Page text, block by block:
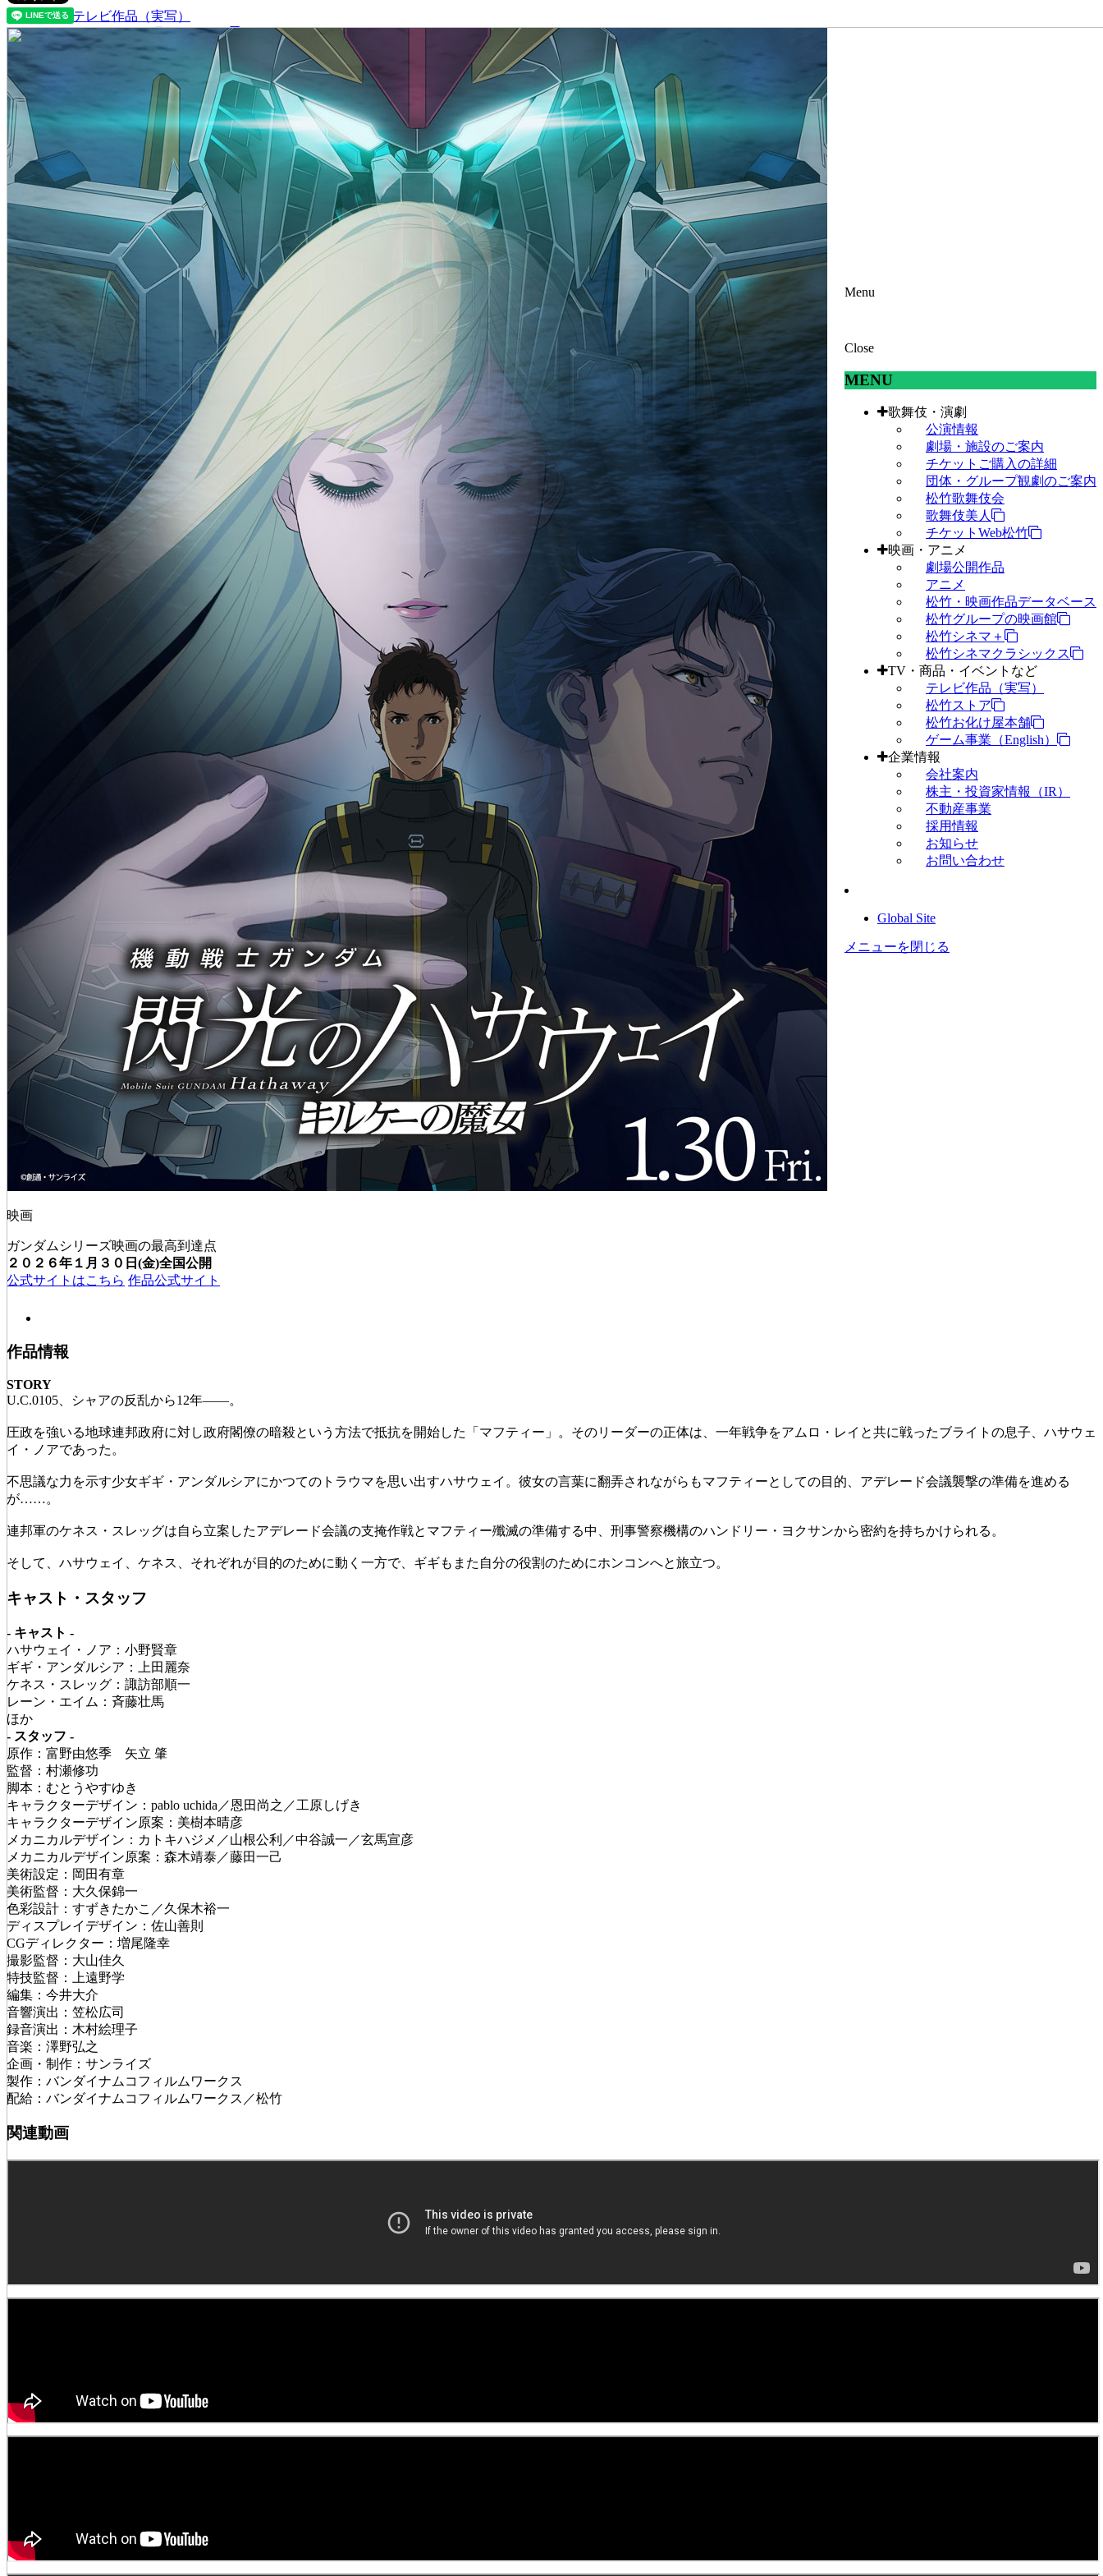
テレビ作品（実写）
松竹ストア（通販サイト）
松竹お化け屋本舗
ゲーム事業（English）
会社案内
株主・投資家情報（IR）
不動産事業
採用情報
お知らせ
お問い合わせ
Global
Site
Menu
Close
MENU
歌舞伎・演劇
公演情報
劇場・施設のご案内
チケットご購入の詳細
団体・グループ観劇のご案内
松竹歌舞伎会
歌舞伎美人
チケットWeb松竹
映画・アニメ
劇場公開作品
アニメ
松竹・映画作品データベース
松竹グループの映画館
松竹シネマ＋
松竹シネマクラシックス
TV・商品・イベントなど
テレビ作品（実写）
松竹ストア
松竹お化け屋本舗
ゲーム事業（English）
企業情報
会社案内
株主・投資家情報（IR）
不動産事業
採用情報
お知らせ
お問い合わせ
Global Site
メニューを閉じる
映画
ガンダムシリーズ映画の最高到達点
２０２６年１月３０日(金)全国公開
公式サイトはこちら 作品公式サイト
作品情報
STORY
U.C.0105、シャアの反乱から12年——。
圧政を強いる地球連邦政府に対し政府閣僚の暗殺という方法で抵抗を開始した「マフティー」。そのリーダーの正体は、一年戦争をアムロ・レイと共に戦ったブライトの息子、ハサウェ
イ・ノアであった。
不思議な力を示す少女ギギ・アンダルシアにかつてのトラウマを思い出すハサウェイ。彼女の言葉に翻弄されながらもマフティーとしての目的、アデレード会議襲撃の準備を進める
が……。
連邦軍のケネス・スレッグは自ら立案したアデレード会議の支掩作戦とマフティー殲滅の準備する中、刑事警察機構のハンドリー・ヨクサンから密約を持ちかけられる。
そして、ハサウェイ、ケネス、それぞれが目的のために動く一方で、ギギもまた自分の役割のためにホンコンへと旅立つ。
キャスト・スタッフ
- キャスト -
ハサウェイ・ノア：小野賢章
ギギ・アンダルシア：上田麗奈
ケネス・スレッグ：諏訪部順一
レーン・エイム：斉藤壮馬
ほか
- スタッフ -
原作：富野由悠季 矢立 肇
監督：村瀬修功
脚本：むとうやすゆき
キャラクターデザイン：pablo uchida／恩田尚之／工原しげき
キャラクターデザイン原案：美樹本晴彦
メカニカルデザイン：カトキハジメ／山根公利／中谷誠一／玄馬宣彦
メカニカルデザイン原案：森木靖泰／藤田一己
美術設定：岡田有章
美術監督：大久保錦一
色彩設計：すずきたかこ／久保木裕一
ディスプレイデザイン：佐山善則
CGディレクター：増尾隆幸
撮影監督：大山佳久
特技監督：上遠野学
編集：今井大介
音響演出：笠松広司
録音演出：木村絵理子
音楽：澤野弘之
企画・制作：サンライズ
製作：バンダイナムコフィルムワークス
配給：バンダイナムコフィルムワークス／松竹
関連動画